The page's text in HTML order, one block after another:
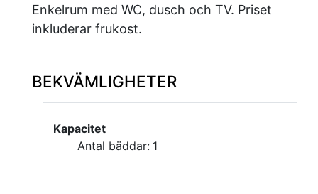
Enkelrum med WC, dusch och TV. Priset
inkluderar frukost.
BEKVÄMLIGHETER
Kapacitet
Antal bäddar: 1